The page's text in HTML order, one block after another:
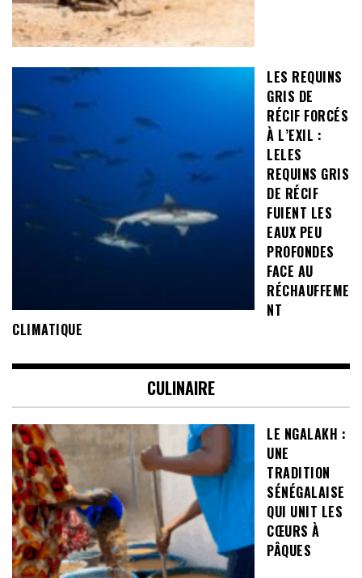
LES REQUINS
GRIS DE
RÉCIF FORCÉS
À L’EXIL :
LELES
REQUINS GRIS
DE RÉCIF
FUIENT LES
EAUX PEU
PROFONDES
FACE AU
RÉCHAUFFEME
NT
CLIMATIQUE
CULINAIRE
LE NGALAKH :
UNE
TRADITION
SÉNÉGALAISE
QUI UNIT LES
CŒURS À
PÂQUES